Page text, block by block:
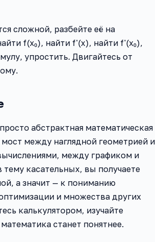
сложной, разбейте её на
f(x₀), найти f'(x), найти f'(x₀),
упростить. Двигайтесь от
абстрактная математическая
между наглядной геометрией и
между графиком и
касательных, вы получаете
а значит — к пониманию
и множества других
калькулятором, изучайте
станет понятнее.